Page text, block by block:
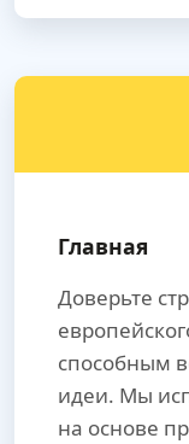
Главная
Доверьте
способным
идеи. Мы
на основе